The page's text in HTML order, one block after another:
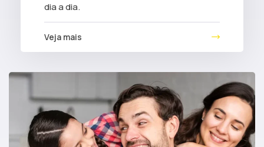
dia a dia.
Veja mais